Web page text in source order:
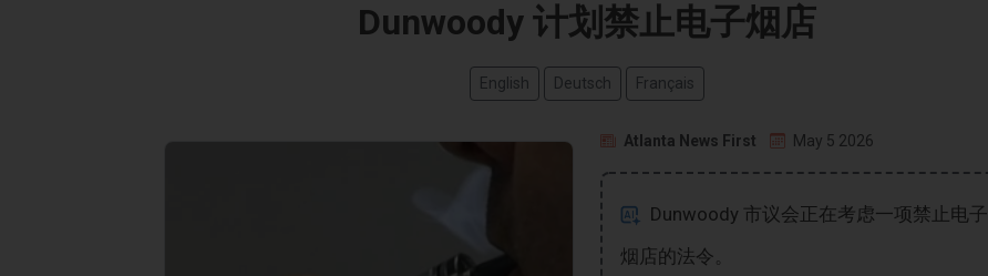
Dunwoody 计划禁止电子烟店
English Deutsch Français
Atlanta News First May 5 2026
Dunwoody 市议会正在考虑一项禁止电子
烟店的法令。